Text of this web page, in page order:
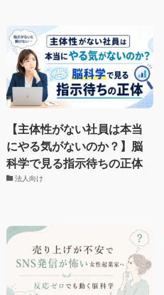
【主体性がない社員は本当
にやる気がないのか？】脳
科学で見る指示待ちの正体
法人向け